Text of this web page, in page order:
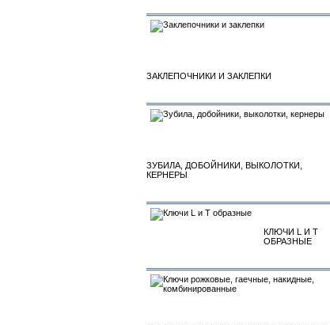
ЗАКЛЕПОЧНИКИ И ЗАКЛЕПКИ
ЗУБИЛА, ДОБОЙНИКИ, ВЫКОЛОТКИ,
КЕРНЕРЫ
КЛЮЧИ L И T
ОБРАЗНЫЕ